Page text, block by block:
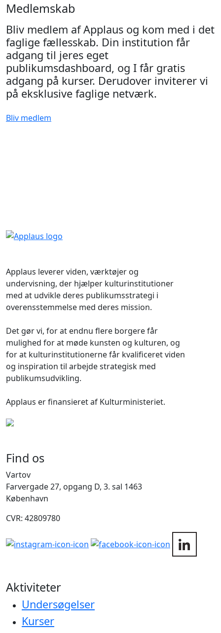
Medlemskab
Bliv medlem af Applaus og kom med i det
faglige fællesskab. Din institution får
adgang til jeres eget
publikumsdashboard, og I får gratis
adgang på kurser. Derudover inviterer vi
på eksklusive faglige netværk.
Bliv medlem
Applaus leverer viden, værktøjer og
undervisning, der hjælper kulturinstitutioner
med at udvikle deres publikumsstrategi i
overensstemmelse med deres mission.
Det gør vi, for at endnu flere borgere får
mulighed for at møde kunsten og kulturen, og
for at kulturinstitutionerne får kvalificeret viden
og inspiration til arbejde strategisk med
publikumsudvikling.
Applaus er finansieret af Kulturministeriet.
Find os
Vartov
Farvergade 27, opgang D, 3. sal 1463
København
CVR: 42809780
Aktiviteter
Undersøgelser
Kurser